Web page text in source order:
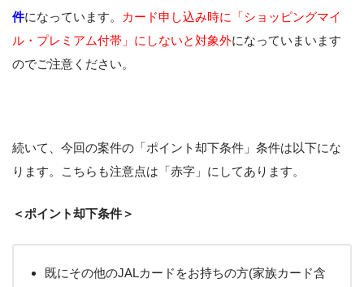
件になっています。
カード申し込み時に「ショッピングマイ
ル・プレミアム付帯」にしないと対象外になっていまいます
のでご注意ください。
続いて、今回の案件の「ポイント却下条件」条件は以下にな
ります。こちらも注意点は「赤字」にしてあります。
＜ポイント却下条件＞
既にその他のJALカードをお持ちの方(家族カード含